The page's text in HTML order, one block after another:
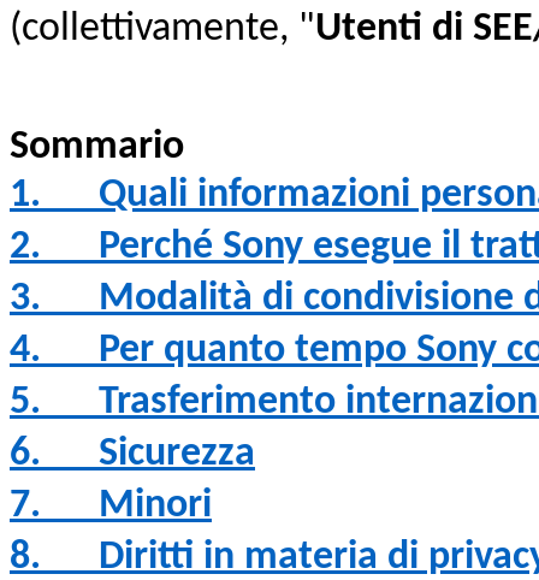
(collettivamente, "Utenti di
Sommario
1.
Quali informazioni
2.
Perché Sony esegue il
3.
Modalità di condivisione
4.
Per quanto tempo Sony
5.
Trasferimento
6.
Sicurezza
7.
Minori
8.
Diritti in materia di